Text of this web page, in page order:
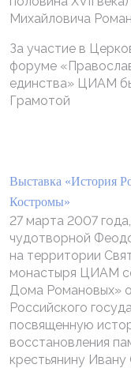
Михайловича
За участие в
форуме
единства» ЦИАМ
Грамотой
Выставка «История
Костромы»
27 марта 2007
чудотворной
на территории
монастыря ЦИАМ
Дома Романовых»
Российского
посвященную
восстановления
крестьянину